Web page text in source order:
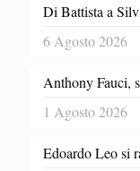
Di Battista a
6 Agosto 2026
Anthony Fauci,
1 Agosto 2026
Edoardo Leo si